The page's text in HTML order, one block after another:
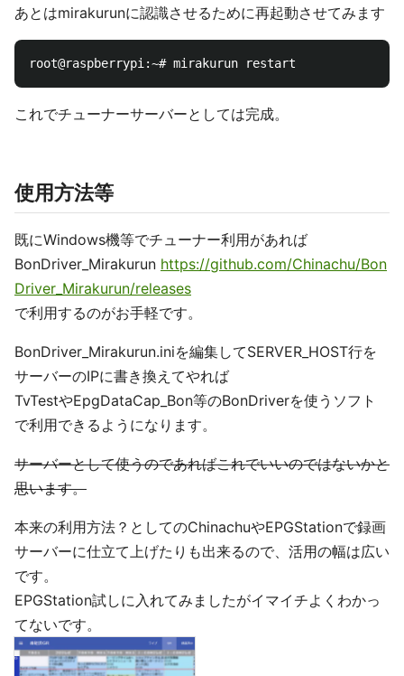
あとはmirakurunに認識させるために再起動させてみます
これでチューナーサーバーとしては完成。
使用方法等
既にWindows機等でチューナー利用があれば
BonDriver_Mirakurun https://github.com/Chinachu/Bon
Driver_Mirakurun/releases
で利用するのがお手軽です。
BonDriver_Mirakurun.iniを編集してSERVER_HOST行を
サーバーのIPに書き換えてやれば
TvTestやEpgDataCap_Bon等のBonDriverを使うソフト
で利用できるようになります。
サーバーとして使うのであればこれでいいのではないかと
思います。
本来の利用方法？としてのChinachuやEPGStationで録画
サーバーに仕立て上げたりも出来るので、活用の幅は広い
です。
EPGStation試しに入れてみましたがイマイチよくわかっ
てないです。